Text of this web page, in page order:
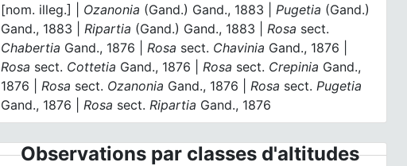
[nom. illeg.] | Ozanonia (Gand.) Gand., 1883 |Pugetia (Gand.)
Gand., 1883 |Ripartia (Gand.) Gand., 1883 |Rosa sect.
Chabertia Gand., 1876 |Rosa sect. Chavinia Gand., 1876 |
Rosa sect. Cottetia Gand., 1876 |Rosa sect. Crepinia Gand.,
1876 |Rosa sect. Ozanonia Gand., 1876 |Rosa sect. Pugetia
Gand., 1876 |Rosa sect. Ripartia Gand., 1876
Observations par classes d'altitudes